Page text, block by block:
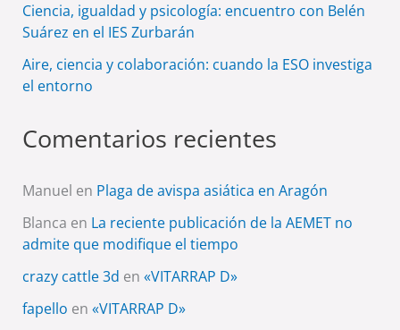
Ciencia, igualdad y psicología: encuentro con Belén
Suárez en el IES Zurbarán
Aire, ciencia y colaboración: cuando la ESO investiga
el entorno
Comentarios recientes
Manuel en Plaga de avispa asiática en Aragón
Blanca en La reciente publicación de la AEMET no
admite que modifique el tiempo
crazy cattle 3d en «VITARRAP D»
fapello en «VITARRAP D»